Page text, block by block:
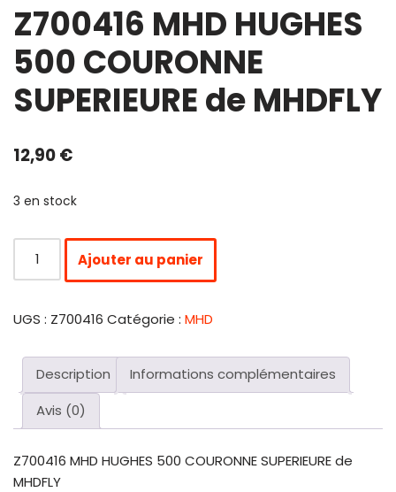
Z700416 MHD HUGHES
500 COURONNE
SUPERIEURE de MHDFLY
12,90€
3 en stock
Ajouter au panier
UGS : Z700416 Catégorie : MHD
Description
Informations complémentaires
Avis (0)
Z700416 MHD HUGHES 500 COURONNE SUPERIEURE de
MHDFLY